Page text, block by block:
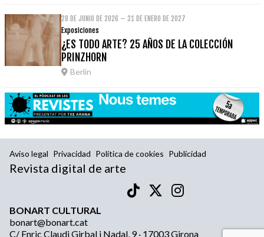
28 DE JUNIO DE 2026 – 31 DE ENERO DE 2027
Exposiciones
¿ES TODO ARTE? 25 AÑOS DE LA COLECCIÓN
PRINZHORN
Berlín
Aviso legal Privacidad Política de cookies Publicidad
Revista digital de arte
BONART CULTURAL
bonart@bonart.cat
C/ Enric Claudi Girbal i Nadal, 9 · 17003 Girona